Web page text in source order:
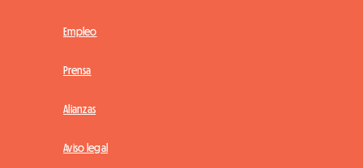
Empleo
Prensa
Alianzas
Aviso legal